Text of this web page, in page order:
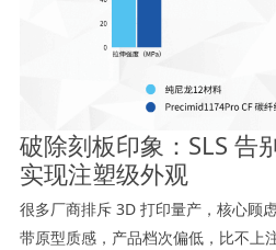
破除刻板印象：SLS 告
实现注塑级外观
很多厂商排斥 3D 打印量产，核心顾
带原型质感，产品档次偏低，比不上